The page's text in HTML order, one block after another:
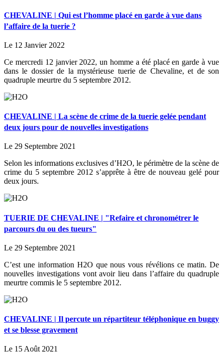
CHEVALINE | Qui est l’homme placé en garde à vue dans
l’affaire de la tuerie ?
Le 12 Janvier 2022
Ce mercredi 12 janvier 2022, un homme a été placé en garde à vue
dans le dossier de la mystérieuse tuerie de Chevaline, et de son
quadruple meurtre du 5 septembre 2012.
CHEVALINE | La scène de crime de la tuerie gelée pendant
deux jours pour de nouvelles investigations
Le 29 Septembre 2021
Selon les informations exclusives d’H2O, le périmètre de la scène de
crime du 5 septembre 2012 s’apprête à être de nouveau gelé pour
deux jours.
TUERIE DE CHEVALINE | "Refaire et chronométrer le
parcours du ou des tueurs"
Le 29 Septembre 2021
C’est une information H2O que nous vous révélions ce matin. De
nouvelles investigations vont avoir lieu dans l’affaire du quadruple
meurtre commis le 5 septembre 2012.
CHEVALINE | Il percute un répartiteur téléphonique en buggy
et se blesse gravement
Le 15 Août 2021